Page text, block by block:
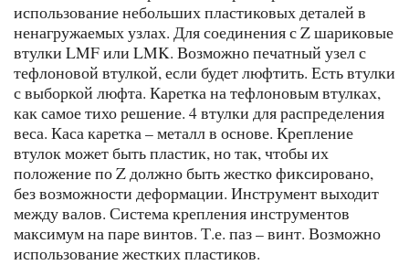
использование небольших пластиковых деталей в
ненагружаемых узлах. Для соединения с Z шариковые
втулки LMF или LMK. Возможно печатный узел с
тефлоновой втулкой, если будет люфтить. Есть втулки
с выборкой люфта. Каретка на тефлоновым втулках,
как самое тихо решение. 4 втулки для распределения
веса. Каса каретка – металл в основе. Крепление
втулок может быть пластик, но так, чтобы их
положение по Z должно быть жестко фиксировано,
без возможности деформации. Инструмент выходит
между валов. Система крепления инструментов
максимум на паре винтов. Т.е. паз – винт. Возможно
использование жестких пластиков.